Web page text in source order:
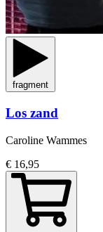
fragment
Los zand
Caroline Wammes
€ 16,95